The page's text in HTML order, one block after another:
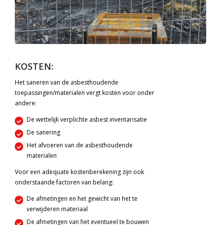
KOSTEN:
Het saneren van de asbesthoudende
toepassingen/materialen vergt kosten voor onder
andere:
De wettelijk verplichte asbest inventarisatie
De sanering
Het afvoeren van de asbesthoudende
materialen
Voor een adequate kostenberekening zijn ook
onderstaande factoren van belang:
De afmetingen en het gewicht van het te
verwijderen materiaal
De afmetingen van het eventueel te bouwen